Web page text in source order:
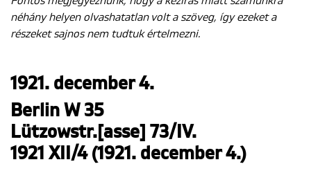
néhány helyen olvashatatlan volt a szöveg, így ezeket a
részeket sajnos nem tudtuk értelmezni.
1921. december 4.
Berlin W 35
Lützowstr.[asse] 73/IV.
1921 XII/4 (1921. december 4.)